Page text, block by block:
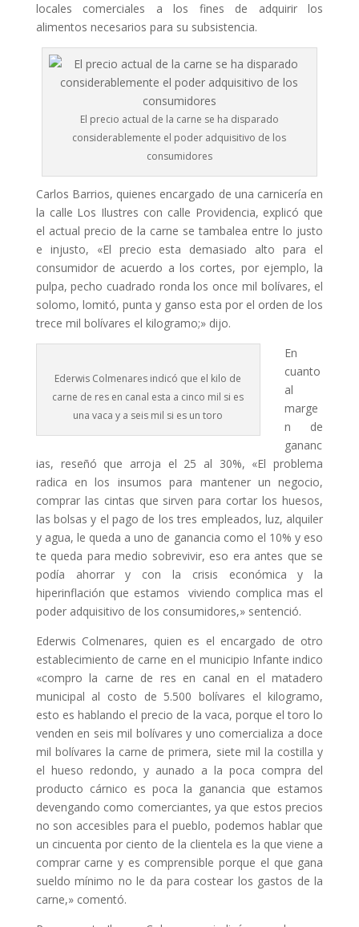
locales comerciales a los fines de adquirir los
alimentos necesarios para su subsistencia.
El precio actual de la carne se ha disparado
considerablemente el poder adquisitivo de los
consumidores
Carlos Barrios, quienes encargado de una carnicería en
la calle Los Ilustres con calle Providencia, explicó que
el actual precio de la carne se tambalea entre lo justo
e injusto, «El precio esta demasiado alto para el
consumidor de acuerdo a los cortes, por ejemplo, la
pulpa, pecho cuadrado ronda los once mil bolívares, el
solomo, lomitó, punta y ganso esta por el orden de los
trece mil bolívares el kilogramo;» dijo.
Ederwis Colmenares indicó que el kilo de
carne de res en canal esta a cinco mil si es
una vaca y a seis mil si es un toro
En
cuanto
al
marge
n de
gananc
ias, reseñó que arroja el 25 al 30%, «El problema
radica en los insumos para mantener un negocio,
comprar las cintas que sirven para cortar los huesos,
las bolsas y el pago de los tres empleados, luz, alquiler
y agua, le queda a uno de ganancia como el 10% y eso
te queda para medio sobrevivir, eso era antes que se
podía ahorrar y con la crisis económica y la
hiperinflación que estamos viviendo complica mas el
poder adquisitivo de los consumidores,» sentenció.
Ederwis Colmenares, quien es el encargado de otro
establecimiento de carne en el municipio Infante indico
«compro la carne de res en canal en el matadero
municipal al costo de 5.500 bolívares el kilogramo,
esto es hablando el precio de la vaca, porque el toro lo
venden en seis mil bolívares y uno comercializa a doce
mil bolívares la carne de primera, siete mil la costilla y
el hueso redondo, y aunado a la poca compra del
producto cárnico es poca la ganancia que estamos
devengando como comerciantes, ya que estos precios
no son accesibles para el pueblo, podemos hablar que
un cincuenta por ciento de la clientela es la que viene a
comprar carne y es comprensible porque el que gana
sueldo mínimo no le da para costear los gastos de la
carne,» comentó.